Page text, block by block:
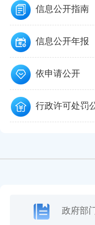
信息公开指南
信息公开年报
依申请公开
行政许可处罚
政府部